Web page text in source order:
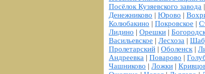
Посёлок Кузяевского завода |
Денежниково | Юрово |
Колюбакино | Покровское |
Лидино | Орешки |
Васильевское | Лесхоза |
Пролетарский | Оболенск |
Андреевка | Поварово |
Чашниково | Ложки |